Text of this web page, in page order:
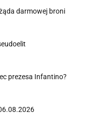
darmowej broni
prezesa Infantino?